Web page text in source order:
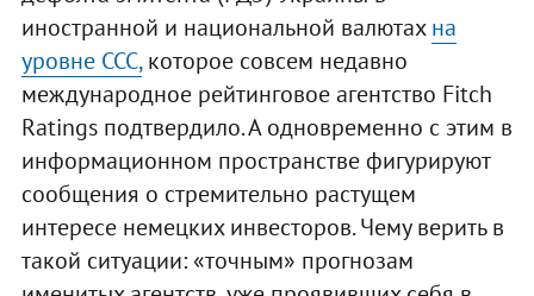
иностранной и национальной валютахна
уровне CCC,которое совсем недавно
международное рейтинговое агентство Fitch
Ratings подтвердило. А одновременно с этим в
информационном пространстве фигурируют
сообщения о стремительно растущем
интересе немецких инвесторов. Чему верить в
такой ситуации: «точным» прогнозам